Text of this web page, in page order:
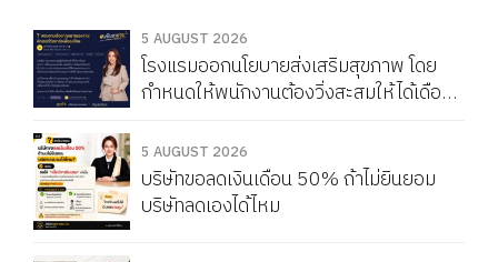
5 AUGUST 2026
โรงแรมออกนโยบายส่งเสริมสุขภาพ โดย
กำหนดให้พนักงานต้องวิ่งสะสมให้ได้เดือน
Service Charge แบบนี้ผิดกฎหมายไหม
5 AUGUST 2026
บริษัทขอลดเงินเดือน 50% ถ้าไม่ยินยอม
บริษัทลดเองได้ไหม